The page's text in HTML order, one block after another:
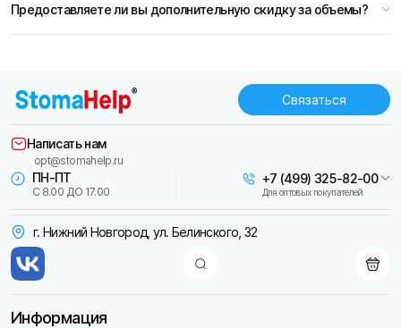
Предоставляете ли вы дополнительную скидку за объемы?
Связаться
г. Нижний Новгород, ул. Белинского, 32
ПН-ПТ
С 8.00 ДО 17.00
+7 (499) 325-82-00
Для оптовых покупателей
Написать нам
opt@stomahelp.ru
Информация